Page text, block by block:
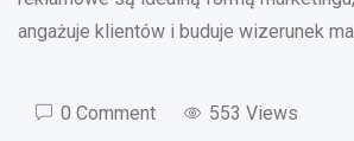
angażuje klientów i buduje wizerunek
0 Comment 553 Views